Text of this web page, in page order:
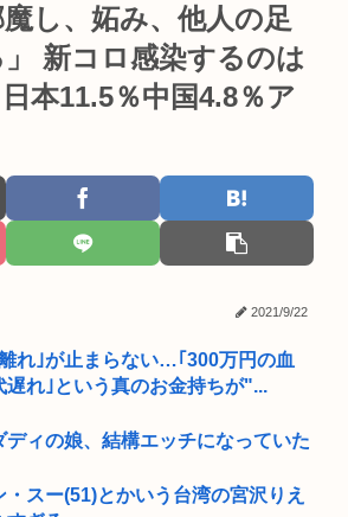
魔し、妬み、他人の足
新コロ感染するのは
本11.5％中国4.8％ア
2021/9/22
れ｣が止まらない…｢300万円の血
遅れ｣という真のお金持ちが"...
ディの娘、結構エッチになっていた
・スー(51)とかいう台湾の宮沢りえ